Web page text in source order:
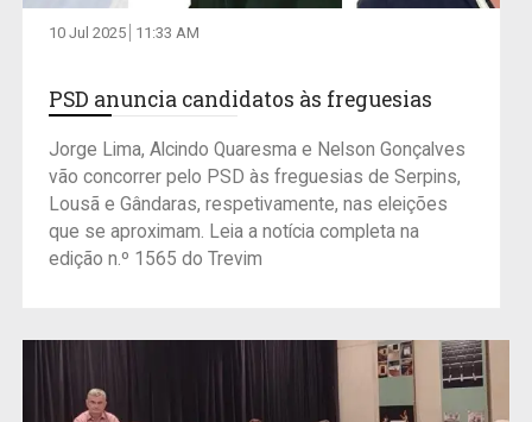
10 Jul 2025 11:33 AM
PSD anuncia candidatos às freguesias
Jorge Lima, Alcindo Quaresma e Nelson Gonçalves
vão concorrer pelo PSD às freguesias de Serpins,
Lousã e Gândaras, respetivamente, nas eleições
que se aproximam. Leia a notícia completa na
edição n.º 1565 do Trevim